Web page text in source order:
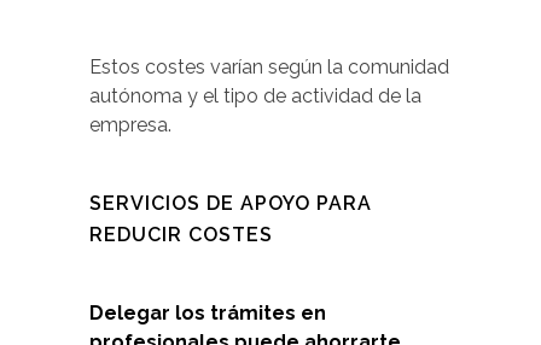
Estos costes varían según la comunidad
autónoma y el tipo de actividad de la
empresa.
SERVICIOS DE APOYO PARA
REDUCIR COSTES
Delegar los trámites en